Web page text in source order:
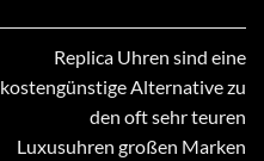
Replica Uhren sind eine
kostengünstige Alternative zu
den oft sehr teuren
Luxusuhren großen Marken